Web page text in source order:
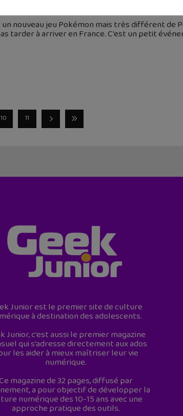
nouveau jeu Pokémon mais très différent de
tarder à arriver en France. C'est un petit
10 11
Junior est le premier site de culture
à destination des adolescents.
Junior, c’est aussi le premier magazine
qui s’adresse directement aux ados
les aider à mieux maîtriser leur vie
numérique.
magazine de 32 pages, diffusé par
a pour objectif de développer la
numérique des 10-15 ans avec une
approche pratique des outils.